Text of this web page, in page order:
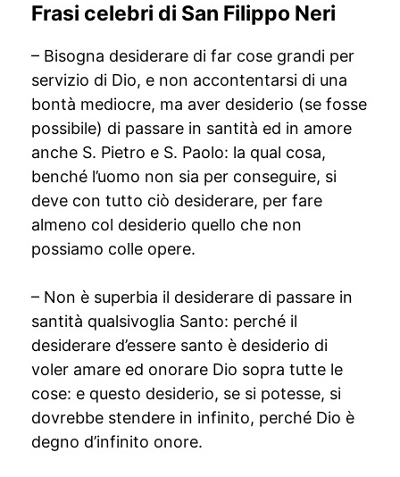
Frasi celebri di San Filippo Neri
– Bisogna desiderare di far cose grandi per
servizio di Dio, e non accontentarsi di una
bontà mediocre, ma aver desiderio (se fosse
possibile) di passare in santità ed in amore
anche S. Pietro e S. Paolo: la qual cosa,
benché l’uomo non sia per conseguire, si
deve con tutto ciò desiderare, per fare
almeno col desiderio quello che non
possiamo colle opere.
– Non è superbia il desiderare di passare in
santità qualsivoglia Santo: perché il
desiderare d’essere santo è desiderio di
voler amare ed onorare Dio sopra tutte le
cose: e questo desiderio, se si potesse, si
dovrebbe stendere in infinito, perché Dio è
degno d’infinito onore.